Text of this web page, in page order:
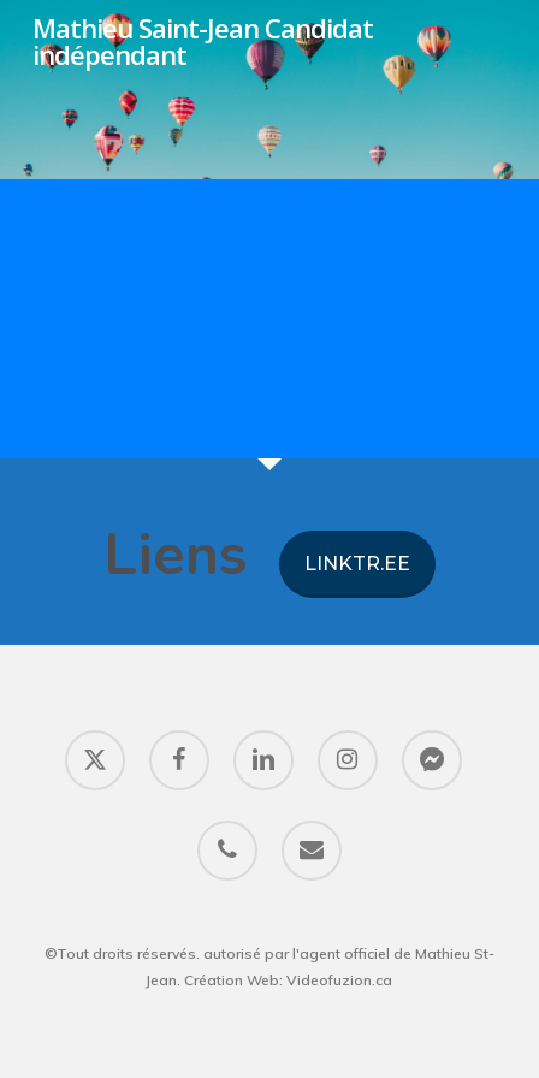
Skip
to
Mathieu Saint-Jean Candidat
indépendant
Liens LINKTR.EE
©Tout droits réservés. autorisé par l'agent officiel de Mathieu St-
Jean. Création Web: Videofuzion.ca